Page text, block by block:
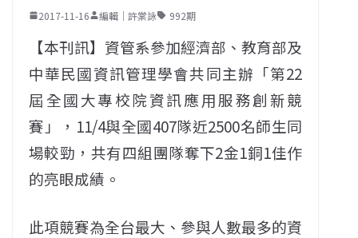
2017-11-16 編輯｜許棠詠 992期
【本刊訊】資管系參加經濟部、教育部及
中華民國資訊管理學會共同主辦「第22
屆全國大專校院資訊應用服務創新競
賽」，11/4與全國407隊近2500名師生同
場較勁，共有四組團隊奪下2金1銅1佳作
的亮眼成績。
此項競賽為全台最大、參與人數最多的資